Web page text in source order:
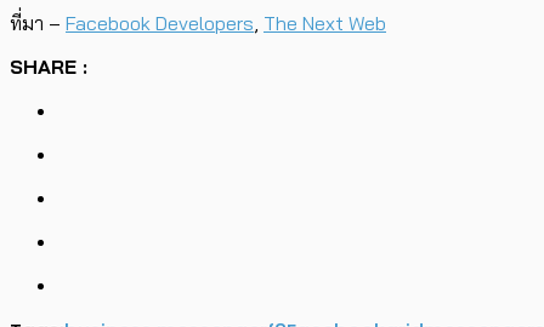
ที่มา – Facebook Developers The Next Web
SHARE :